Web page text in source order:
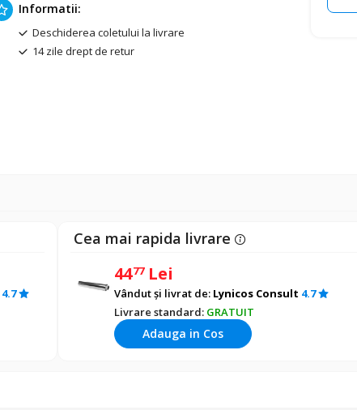
Informatii:
Deschiderea coletului la livrare
14 zile drept de retur
4.7
Cea mai rapida livrare
4477 Lei
Vândut și livrat de: Lynicos Consult 4.7
Livrare standard: GRATUIT
Adauga in Cos